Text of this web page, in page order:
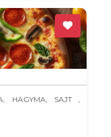
HAGYMA, SAJT ,